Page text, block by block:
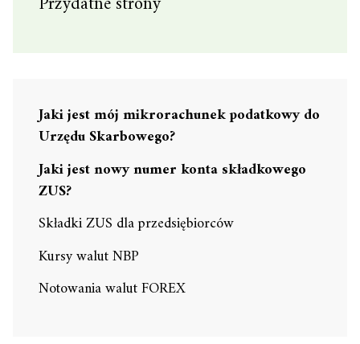
Jaki jest mój mikrorachunek podatkowy do
Urzędu Skarbowego?
Jaki jest nowy numer konta składkowego
ZUS?
Składki ZUS dla przedsiębiorców
Kursy walut NBP
Notowania walut FOREX